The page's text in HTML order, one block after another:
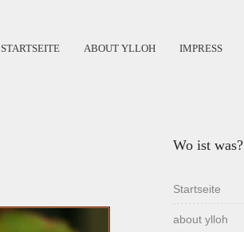
STARTSEITE ABOUT YLLOH IMPRESS
Wo ist was?
Startseite
about ylloh